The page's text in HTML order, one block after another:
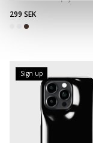
299 SEK
Sign up